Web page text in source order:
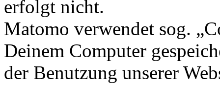
erfolgt nicht.
Matomo verwendet sog.
Deinem Computer
der Benutzung unserer